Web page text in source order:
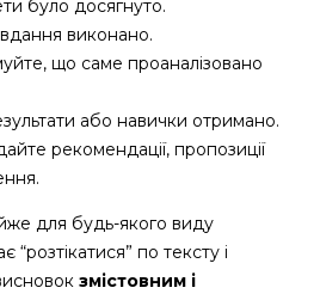
було досягнуто.
виконано.
що саме проаналізовано
або навички отримано.
рекомендації, пропозиції
для будь-якого виду
по тексту і
змістовним і